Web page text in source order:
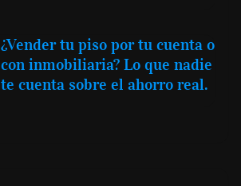
¿Vender tu piso por tu cuenta o
con inmobiliaria? Lo que nadie
te cuenta sobre el ahorro real.